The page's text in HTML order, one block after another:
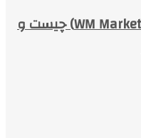
بروکر دبلیو ام مارکتس (WM Markets) چیست و